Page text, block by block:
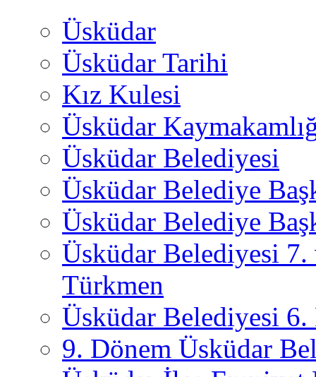
Üsküdar
Üsküdar Tarihi
Kız Kulesi
Üsküdar
Üsküdar Belediyesi
Üsküdar Belediye
Üsküdar Belediye
Üsküdar Belediyesi
Türkmen
Üsküdar Belediyesi 6.
9. Dönem Üsküdar